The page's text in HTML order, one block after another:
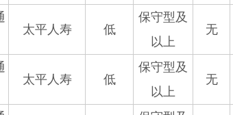
太平人寿 低
保守型及
以上
无
太平人寿 低
保守型及
以上
无